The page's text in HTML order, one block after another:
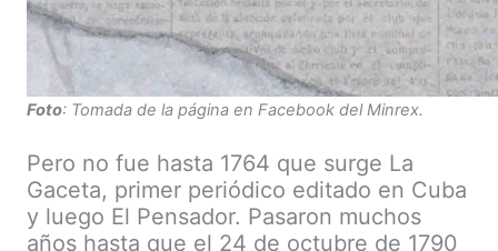
Foto: Tomada de la página en Facebook del Minrex.
Pero no fue hasta 1764 que surge La
Gaceta, primer periódico editado en Cuba
y luego El Pensador. Pasaron muchos
años hasta que el 24 de octubre de 1790